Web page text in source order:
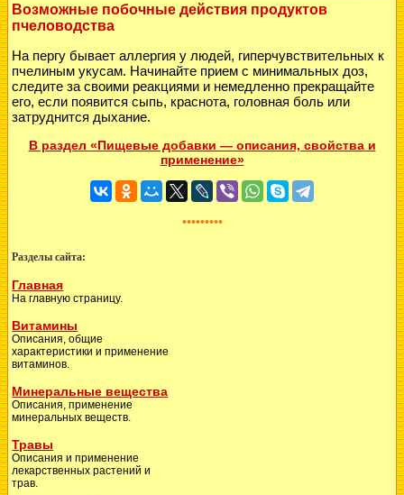
Возможные побочные действия продуктов
пчеловодства
На пергу бывает аллергия у людей, гиперчувствительных к
пчелиным укусам. Начинайте прием с минимальных доз,
следите за своими реакциями и немедленно прекращайте
его, если появится сыпь, краснота, головная боль или
затруднится дыхание.
В раздел «Пищевые добавки — описания, свойства и
применение»
•••••••••
Разделы сайта:
Главная
На главную страницу.
Витамины
Описания, общие
характеристики и применение
витаминов.
Минеральные вещества
Описания, применение
минеральных веществ.
Травы
Описания и применение
лекарственных растений и
трав.